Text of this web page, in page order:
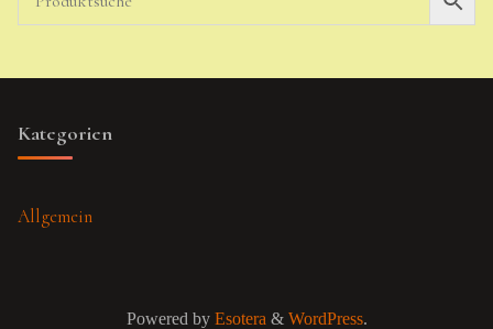
Kategorien
Allgemein
Powered byEsotera& WordPress.